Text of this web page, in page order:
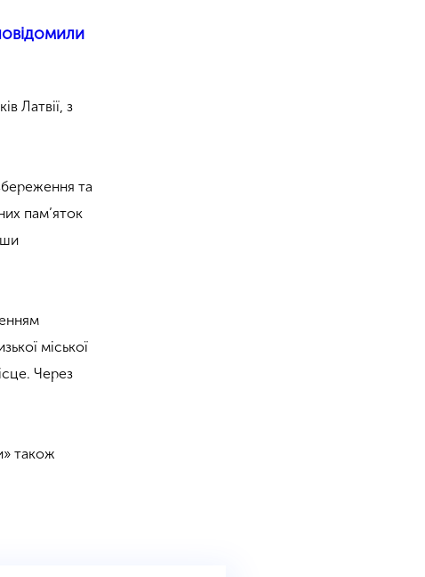
Латвії, з
та
пам’яток
міської
Через
також